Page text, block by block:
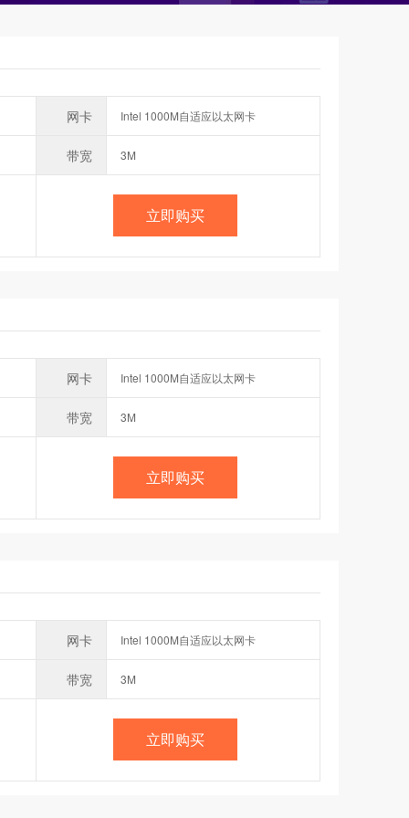
网卡 Intel 1000M自适应以太网卡
带宽 3M
立即购买
网卡 Intel 1000M自适应以太网卡
带宽 3M
立即购买
网卡 Intel 1000M自适应以太网卡
带宽 3M
立即购买